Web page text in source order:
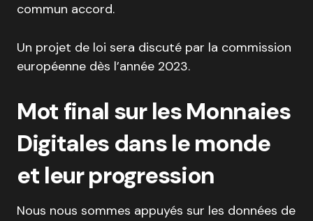
commun accord.
Un projet de loi sera discuté par la commission
européenne dès l’année 2023.
Mot final sur les Monnaies
Digitales dans le monde
et leur progression
Nous nous sommes appuyés sur les données de